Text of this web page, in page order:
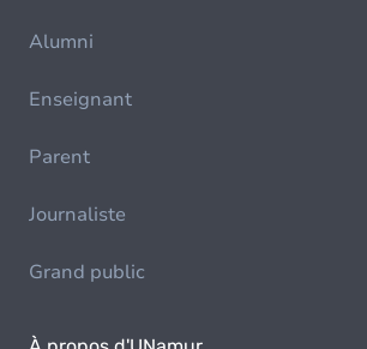
Alumni
Enseignant
Parent
Journaliste
Grand public